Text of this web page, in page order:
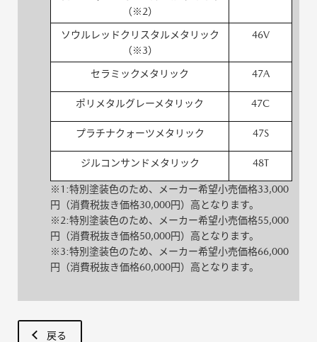
（※2）
ソウルレッドクリスタルメタリック
（※3）
46V
セラミックメタリック 47A
ポリメタルグレーメタリック 47C
プラチナクォーツメタリック 47S
ジルコンサンドメタリック 48T
※1:特別塗装色のため、メーカー希望小売価格33,000
円（消費税抜き価格30,000円）高となります。
※2:特別塗装色のため、メーカー希望小売価格55,000
円（消費税抜き価格50,000円）高となります。
※3:特別塗装色のため、メーカー希望小売価格66,000
円（消費税抜き価格60,000円）高となります。
戻る